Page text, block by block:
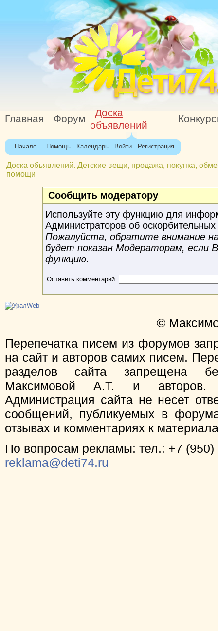
Главная Форум
Доска
объявлений
Начало Помощь Календарь Войти Регистрация
Доска объявлений. Детские вещи, продажа, покупка,
помощи
Сообщить модератору
Используйте эту функцию для
Администраторов об
Пожалуйста, обратите внимание
будет показан Модераторам, если
функцию.
Оставить комментарий:
©
Перепечатка писем из форумов
на сайт и авторов самих писем.
разделов сайта запрещена
Максимовой А.Т. и
Администрация сайта не несет
сообщений, публикуемых в
отзывах и комментариях к
По вопросам рекламы: тел.: +7 (950)
reklama@deti74.ru